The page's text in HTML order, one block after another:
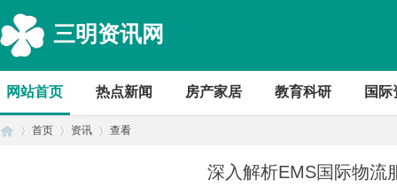
三明资讯网
网站首页 热点新闻 房产家居 教育科研 国际
首页 资讯 查看
深入解析EMS国际物流